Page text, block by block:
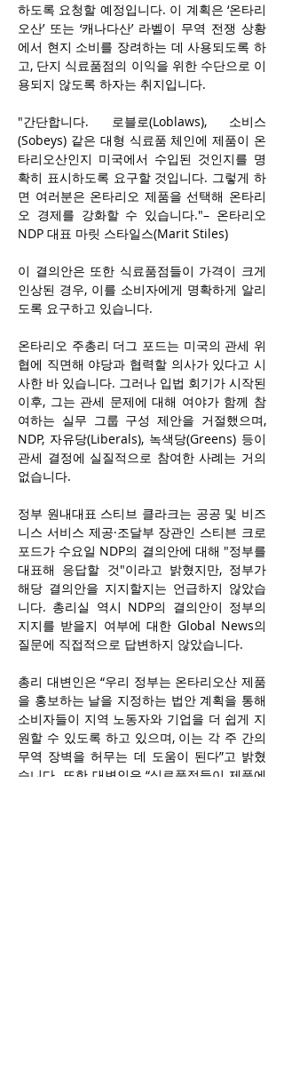
하도록 요청할 예정입니다. 이 계획은 ‘온타리
오산’ 또는 ‘캐나다산’ 라벨이 무역 전쟁 상황
에서 현지 소비를 장려하는 데 사용되도록 하
고, 단지 식료품점의 이익을 위한 수단으로 이
용되지 않도록 하자는 취지입니다.
"간단합니다. 로블로(Loblaws), 소비스
(Sobeys) 같은 대형 식료품 체인에 제품이 온
타리오산인지 미국에서 수입된 것인지를 명
확히 표시하도록 요구할 것입니다. 그렇게 하
면 여러분은 온타리오 제품을 선택해 온타리
오 경제를 강화할 수 있습니다."– 온타리오
NDP 대표 마릿 스타일스(Marit Stiles)
이 결의안은 또한 식료품점들이 가격이 크게
인상된 경우, 이를 소비자에게 명확하게 알리
도록 요구하고 있습니다.
온타리오 주총리 더그 포드는 미국의 관세 위
협에 직면해 야당과 협력할 의사가 있다고 시
사한 바 있습니다. 그러나 입법 회기가 시작된
이후, 그는 관세 문제에 대해 여야가 함께 참
여하는 실무 그룹 구성 제안을 거절했으며,
NDP, 자유당(Liberals), 녹색당(Greens) 등이
관세 결정에 실질적으로 참여한 사례는 거의
없습니다.
정부 원내대표 스티브 클라크는 공공 및 비즈
니스 서비스 제공·조달부 장관인 스티븐 크로
포드가 수요일 NDP의 결의안에 대해 "정부를
대표해 응답할 것"이라고 밝혔지만, 정부가
해당 결의안을 지지할지는 언급하지 않았습
니다. 총리실 역시 NDP의 결의안이 정부의
지지를 받을지 여부에 대한 Global News의
질문에 직접적으로 답변하지 않았습니다.
총리 대변인은 “우리 정부는 온타리오산 제품
을 홍보하는 날을 지정하는 법안 계획을 통해
소비자들이 지역 노동자와 기업을 더 쉽게 지
원할 수 있도록 하고 있으며, 이는 각 주 간의
무역 장벽을 허무는 데 도움이 된다”고 밝혔
습니다. 또한 대변인은 “식료품점들이 제품에